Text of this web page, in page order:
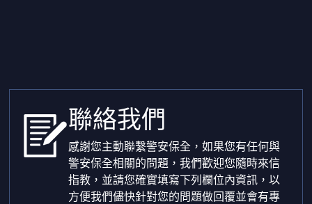
聯絡我們
感謝您主動聯繫警安保全，如果您有任何與
警安保全相關的問題，我們歡迎您隨時來信
指教，並請您確實填寫下列欄位內資訊，以
方便我們儘快針對您的問題做回覆並會有專